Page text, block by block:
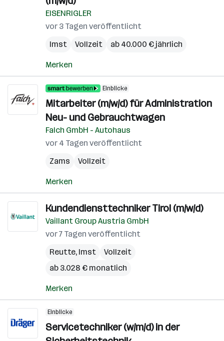
EISENRIGLER
vor 3 Tagen veröffentlicht
Imst
Vollzeit ab 40.000 € jährlich
Merken
Einblicke
Mitarbeiter (m/w/d) für Administration
Neu- und Gebrauchtwagen
Falch GmbH - Autohaus
vor 4 Tagen veröffentlicht
Zams
Vollzeit
Merken
Kundendiensttechniker Tirol (m/w/d)
Vaillant Group Austria GmbH
vor 7 Tagen veröffentlicht
Reutte, Imst
Vollzeit
ab 3.028 € monatlich
Merken
Einblicke
Servicetechniker (w/m/d) in der